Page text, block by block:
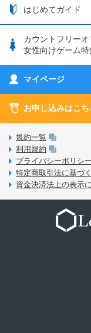
フィルタリングア
5G回線オプショ
LINE年齢認証につ
LinksStoreについ
釣り★スタ
ウマスクについて
動作確認済み端末
nanoSIM･
eSIMの初期設定方
MVNOのギモンを
3Dセキュアについ
未成年者の方のご
通信制限について
動作確認済み端末
お知らせ一覧
はじめてガイド
はじめてガイド
SIMサービスにつ
SIMロック解除ガ
LinksMateのサー
LPについて
おすすめプラン
お申し込み方法
カウントフリー
女性向けゲーム特
刀剣乱舞-ONLINE-
あんさんぶるス
マイページ
お申し込みはこち
規約一覧
利用規約
プライバシーポリシー
特定商取引法に基づ
資金決済法上の表示